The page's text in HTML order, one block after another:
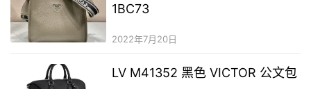
1BC73
2022年7月20日
LV M41352 黑色 VICTOR 公文包